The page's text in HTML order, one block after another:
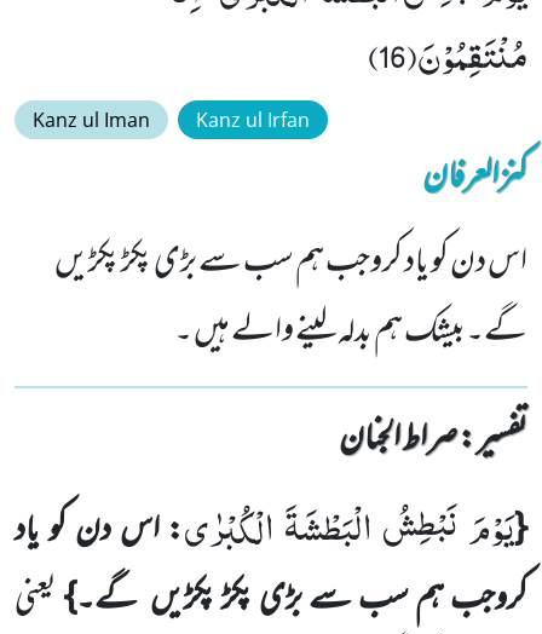
مُنْتَقِمُوْنَ(16)
Kanz ul Iman Kanz ul Irfan
کنزالعرفان
اس دن کو یاد کروجب ہم سب سے بڑی پکڑ پکڑیں
گے۔بیشک ہم بدلہ لینے والے ہیں ۔
تفسیر : ‎صراط الجنان
{یَوْمَ نَبْطِشُ الْبَطْشَةَ الْكُبْرٰى: اس دن کو یاد
کروجب ہم سب سے بڑی پکڑ پکڑیں گے۔}یعنی